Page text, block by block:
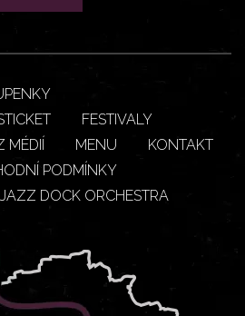
FESTIVALY
MÉDIÍ MENU
KONTAKT
PODMÍNKY
DOCK ORCHESTRA